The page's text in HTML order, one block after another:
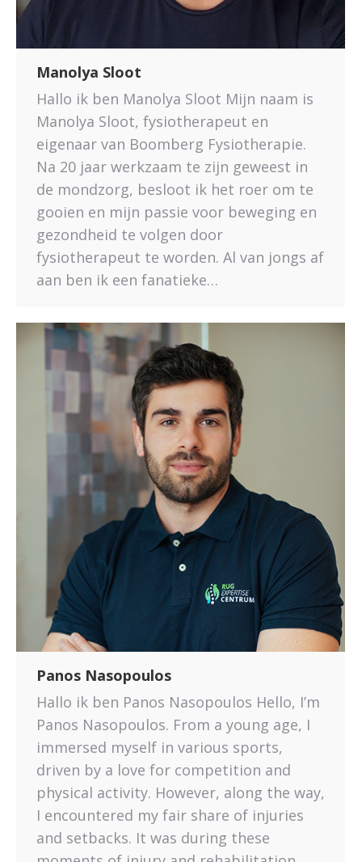
Manolya Sloot
Hallo ik ben Manolya Sloot Mijn naam is
Manolya Sloot, fysiotherapeut en
eigenaar van Boomberg Fysiotherapie.
Na 20 jaar werkzaam te zijn geweest in
de mondzorg, besloot ik het roer om te
gooien en mijn passie voor beweging en
gezondheid te volgen door
fysiotherapeut te worden. Al van jongs af
aan ben ik een fanatieke…
Panos Nasopoulos
Hallo ik ben Panos Nasopoulos Hello, I’m
Panos Nasopoulos. From a young age, I
immersed myself in various sports,
driven by a love for competition and
physical activity. However, along the way,
I encountered my fair share of injuries
and setbacks. It was during these